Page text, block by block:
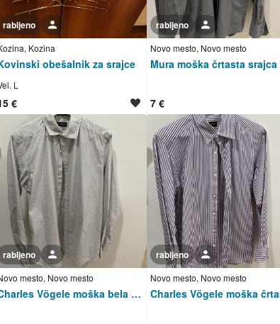
obešalnik za srajce
Kozina
rabljeno
L
€
Novo mesto, Novo mesto
rabljeno
7 €
Charles Vögele moška bela vzorčasta srajca z dolgimi rokavi (39/40)
mesto, Novo mesto
rabljeno
Novo mesto, Novo mesto
rabljeno